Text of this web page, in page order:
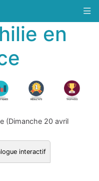
en
(Dimanche 20 avril
interactif